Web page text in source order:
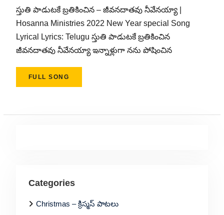
స్తుతి పాడుటకే బ్రతికించిన – జీవనదాతవు నీవేనయ్యా |
Hosanna Ministries 2022 New Year special Song
Lyrical Lyrics: Telugu స్తుతి పాడుటకే బ్రతికించిన
జీవనదాతవు నీవేనయ్యా ఇన్నాళ్లుగా నను పోషించిన
FULL SONG
Categories
Christmas – క్రిస్మస్ పాటలు